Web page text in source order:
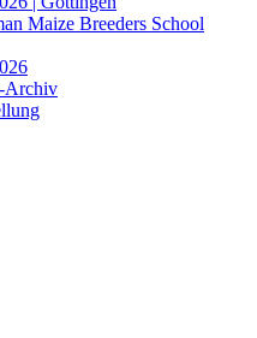
Maize Breeders School
Archiv